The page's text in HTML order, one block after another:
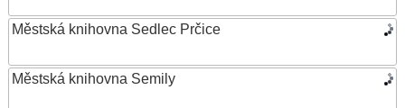
Městská knihovna Sedlec Prčice
Městská knihovna Semily